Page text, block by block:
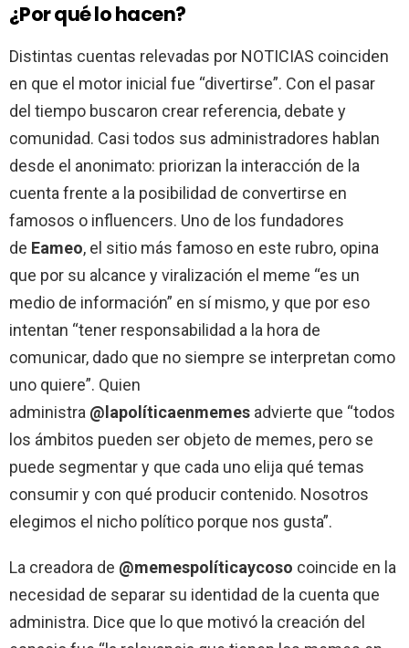
¿Por qué lo hacen?
Distintas cuentas relevadas por NOTICIAS coinciden
en que el motor inicial fue “divertirse”. Con el pasar
del tiempo buscaron crear referencia, debate y
comunidad. Casi todos sus administradores hablan
desde el anonimato: priorizan la interacción de la
cuenta frente a la posibilidad de convertirse en
famosos o influencers. Uno de los fundadores
de Eameo, el sitio más famoso en este rubro, opina
que por su alcance y viralización el meme “es un
medio de información” en sí mismo, y que por eso
intentan “tener responsabilidad a la hora de
comunicar, dado que no siempre se interpretan como
uno quiere”. Quien
administra @lapolíticaenmemes advierte que “todos
los ámbitos pueden ser objeto de memes, pero se
puede segmentar y que cada uno elija qué temas
consumir y con qué producir contenido. Nosotros
elegimos el nicho político porque nos gusta”.
La creadora de @memespolíticaycoso coincide en la
necesidad de separar su identidad de la cuenta que
administra. Dice que lo que motivó la creación del